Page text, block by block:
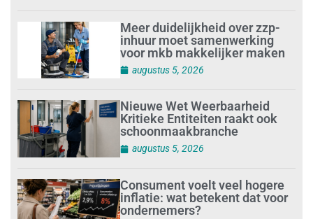
Meer duidelijkheid over zzp-
inhuur moet samenwerking
voor mkb makkelijker maken
augustus 5, 2026
Nieuwe Wet Weerbaarheid
Kritieke Entiteiten raakt ook
schoonmaakbranche
augustus 5, 2026
Consument voelt veel hogere
inflatie: wat betekent dat voor
ondernemers?